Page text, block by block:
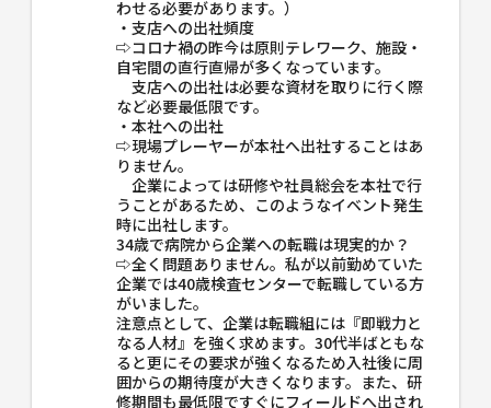
わせる必要があります。）
・支店への出社頻度
⇨コロナ禍の昨今は原則テレワーク、施設・
自宅間の直行直帰が多くなっています。
支店への出社は必要な資材を取りに行く際
など必要最低限です。
・本社への出社
⇨現場プレーヤーが本社へ出社することはあ
りません。
企業によっては研修や社員総会を本社で行
うことがあるため、このようなイベント発生
時に出社します。
34歳で病院から企業への転職は現実的か？
⇨全く問題ありません。私が以前勤めていた
企業では40歳検査センターで転職している方
がいました。
注意点として、企業は転職組には『即戦力と
なる人材』を強く求めます。30代半ばともな
ると更にその要求が強くなるため入社後に周
囲からの期待度が大きくなります。また、研
修期間も最低限ですぐにフィールドへ出され